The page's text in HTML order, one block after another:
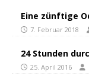
Eine zünftige
7. Februar 2018
24 Stunden
25. April 2016